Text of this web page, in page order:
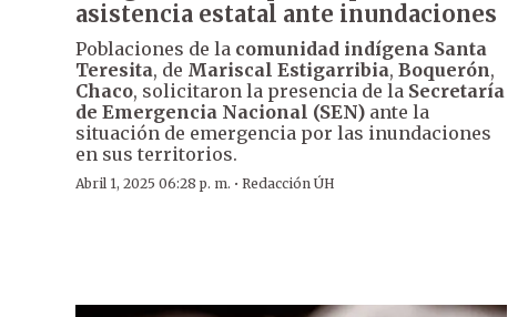
asistencia estatal ante inundaciones
Poblaciones de la comunidad indígena Santa
Teresita, de Mariscal Estigarribia, Boquerón,
Chaco, solicitaron la presencia de la Secretaría
de Emergencia Nacional (SEN) ante la
situación de emergencia por las inundaciones
en sus territorios.
Abril 1, 2025 06:28 p. m. · Redacción ÚH